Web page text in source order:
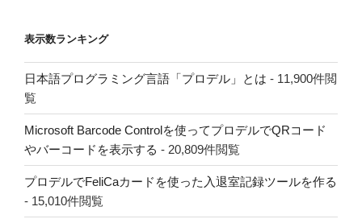
表示数ランキング
日本語プログラミング言語「プロデル」とは - 11,900件閲
覧
Microsoft Barcode Controlを使ってプロデルでQRコード
やバーコードを表示する - 20,809件閲覧
プロデルでFeliCaカードを使った入退室記録ツールを作る
- 15,010件閲覧